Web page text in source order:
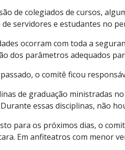
de colegiados de cursos,
servidores e estudantes no
ocorram com toda a
dos parâmetros adequados
o comitê ficou
de graduação ministradas
essas disciplinas, não
para os próximos dias, o
Em anfiteatros com menor